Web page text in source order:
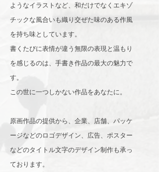
ようなイラストなど、和だけでなくエキゾ
チックな風合いも織り交ぜた味のある作風
を持ち味としています。
書くたびに表情が違う無限の表現と温もり
を感じるのは、手書き作品の最大の魅力で
す。
この世に一つしかない作品をあなたに。
原画作品の提供から、企業、店舗、パッケ
ージなどのロゴデザイン、広告、ポスター
などのタイトル文字のデザイン制作も承っ
ております。